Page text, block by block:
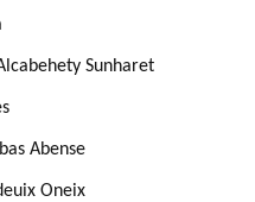
Sunharet
Abense
Oneix